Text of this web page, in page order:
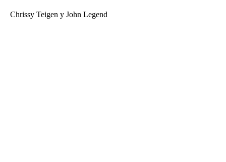
Chrissy Teigen y John Legend